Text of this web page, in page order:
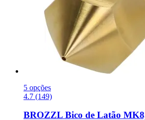
5 opções
4.7 (149)
BROZZL Bico de Latão